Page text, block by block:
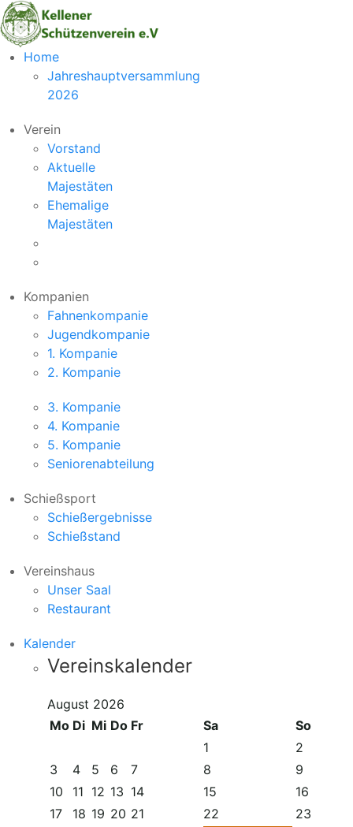
Home
Jahreshauptversammlung
2026
Verein
Vorstand
Aktuelle
Majestäten
Ehemalige
Majestäten
Kompanien
Fahnenkompanie
Jugendkompanie
1. Kompanie
2. Kompanie
3. Kompanie
4. Kompanie
5. Kompanie
Seniorenabteilung
Schießsport
Schießergebnisse
Schießstand
Vereinshaus
Unser Saal
Restaurant
Kalender
Vereinskalender
Monat
Monat
August 2026
Mo Di Mi Do Fr Sa
So
1
2
3
4 5 6 7 8
9
10
11 12 13 14 15
16
17
18 19 20 21 22 23